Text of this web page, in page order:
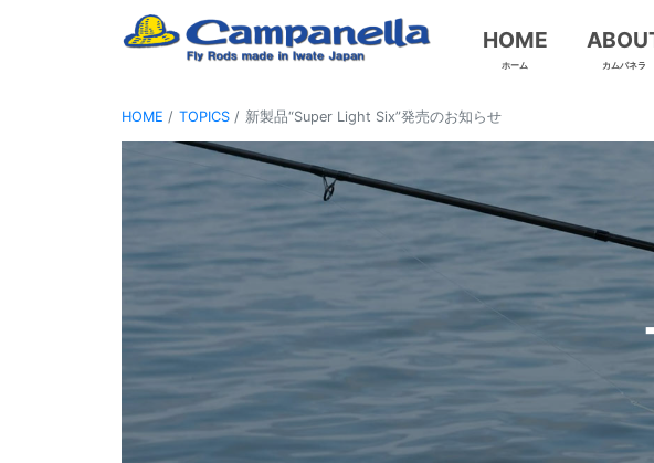
HOME
ホーム カムパネラ
HOME TOPICS 新製品“Super Light Six”発売のお知らせ